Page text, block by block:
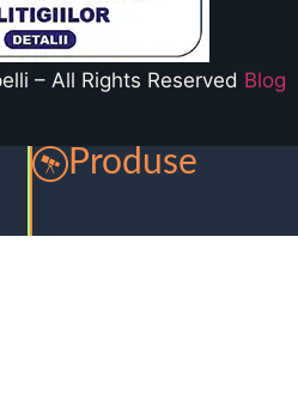
– All Rights Reserved Blog
Produse